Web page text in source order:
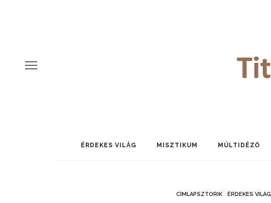
ÉRDEKES VILÁG MISZTIKUM MÚLTIDÉZŐ
CÍMLAPSZTORIK ÉRDEKES VILÁG